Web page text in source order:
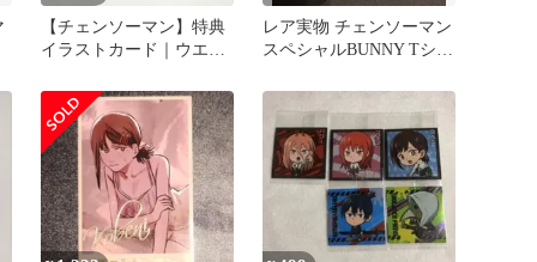
【チェンソーマン】特典
イラストカード｜ウエハ
ード
レア実物 チェンソーマン
スペシャルBUNNY Tシャ
タ鏡 含む構成